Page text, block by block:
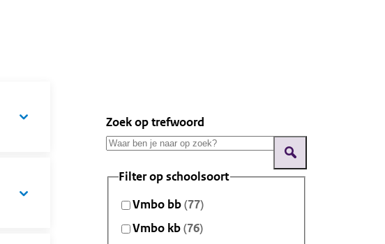
Zoek op trefwoord
Filter op schoolsoort
Vmbo bb(77)
Vmbo kb(76)